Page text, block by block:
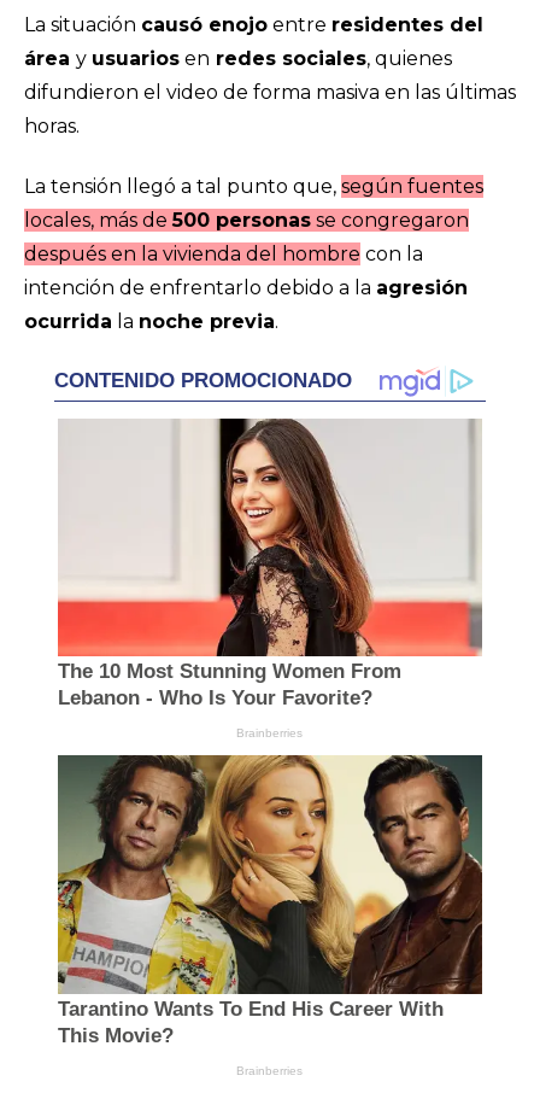
La situación causó enojo entre residentes del
área y usuarios en redes sociales, quienes
difundieron el video de forma masiva en las últimas
horas.
La tensión llegó a tal punto que, según fuentes
locales, más de500 personas se congregaron
después en la vivienda del hombre con la
intención de enfrentarlo debido a la agresión
ocurrida la noche previa.